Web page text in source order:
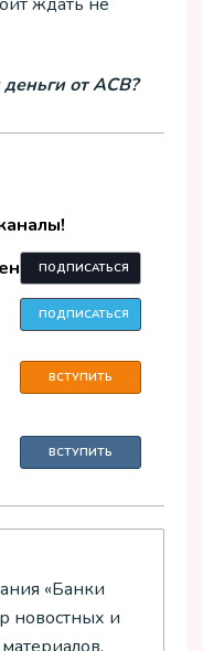
от АСВ?
ПОДПИСАТЬСЯ
ПОДПИСАТЬСЯ
ВСТУПИТЬ
ВСТУПИТЬ
«Банки
новостных и